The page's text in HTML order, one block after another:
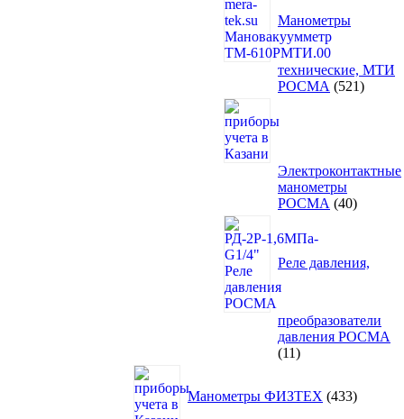
Манометры
технические, МТИ
РОСМА
521521
Электроконтактные
манометры
РОСМА
4040
Реле давления,
преобразователи
давления РОСМА
1111
Манометры ФИЗТЕХ 433
товара